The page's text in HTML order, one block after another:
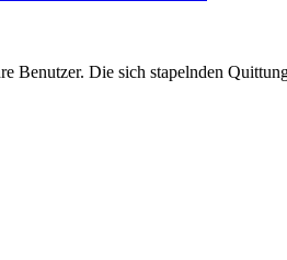
Benutzer. Die sich stapelnden